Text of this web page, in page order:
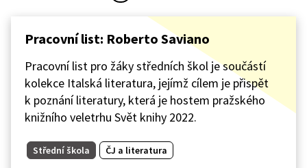
Pracovní list: Roberto Saviano
Pracovní list pro žáky středních škol je součástí
kolekce Italská literatura, jejímž cílem je přispět
k poznání literatury, která je hostem pražského
knižního veletrhu Svět knihy 2022.
Střední škola ČJ a literatura